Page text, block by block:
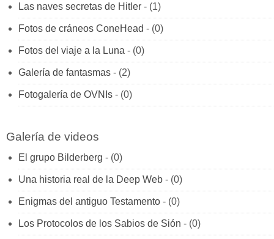
Las naves secretas de Hitler - (1)
Fotos de cráneos ConeHead - (0)
Fotos del viaje a la Luna - (0)
Galería de fantasmas - (2)
Fotogalería de OVNIs - (0)
Galería de videos
El grupo Bilderberg - (0)
Una historia real de la Deep Web - (0)
Enigmas del antiguo Testamento - (0)
Los Protocolos de los Sabios de Sión - (0)